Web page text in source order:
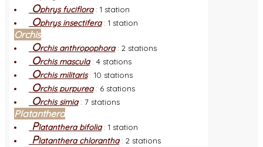
Ophrys fuciflora: 1 station
Ophrys insectifera: 1 station
Orchis
Orchis anthropophora: 2 stations
Orchis mascula: 4 stations
Orchis militaris: 10 stations
Orchis purpurea: 6 stations
Orchis simia: 7 stations
Platanthera
Platanthera bifolia: 1 station
Platanthera chlorantha: 2 stations